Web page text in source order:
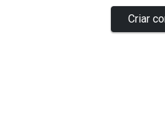
Criar